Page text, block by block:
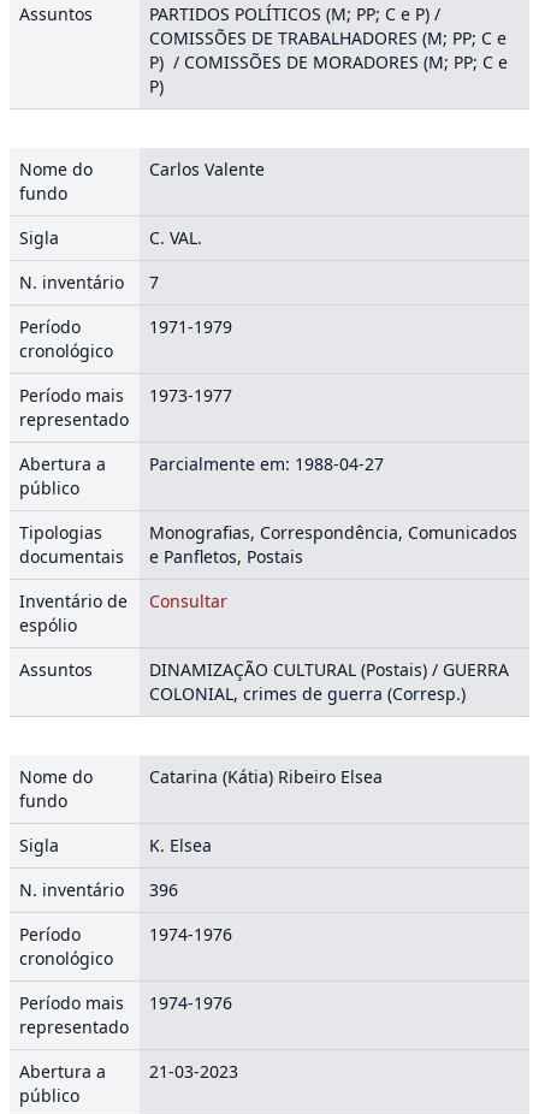
Assuntos
PARTIDOS POLÍTICOS (M; PP; C e P) /
COMISSÕES DE TRABALHADORES (M; PP; C e
P) / COMISSÕES DE MORADORES (M; PP; C e
P)
Nome do
fundo
Carlos Valente
Sigla
C. VAL.
N. inventário
7
Período
cronológico
1971-1979
Período mais
representado
1973-1977
Abertura a
público
Parcialmente em: 1988-04-27
Tipologias
documentais
Monografias, Correspondência, Comunicados
e Panfletos, Postais
Inventário de
espólio
Consultar
Assuntos
DINAMIZAÇÃO CULTURAL (Postais) / GUERRA
COLONIAL, crimes de guerra (Corresp.)
Nome do
fundo
Catarina (Kátia) Ribeiro Elsea
Sigla
K. Elsea
N. inventário
396
Período
cronológico
1974-1976
Período mais
representado
1974-1976
Abertura a
público
21-03-2023